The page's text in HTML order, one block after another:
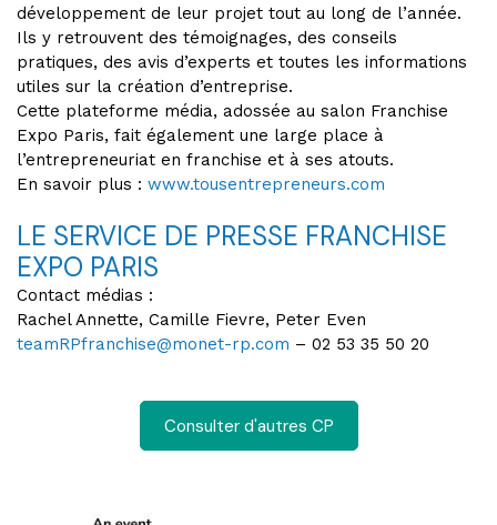
développement de leur projet tout au long de l’année.
Ils y retrouvent des témoignages, des conseils
pratiques, des avis d’experts et toutes les informations
utiles sur la création d’entreprise.
Cette plateforme média, adossée au salon Franchise
Expo Paris, fait également une large place à
l’entrepreneuriat en franchise et à ses atouts.
En savoir plus : www.tousentrepreneurs.com
LE SERVICE DE PRESSE FRANCHISE
EXPO PARIS
Contact médias :
Rachel Annette, Camille Fievre, Peter Even
teamRPfranchise@monet-rp.com – 02 53 35 50 20
Consulter d'autres CP